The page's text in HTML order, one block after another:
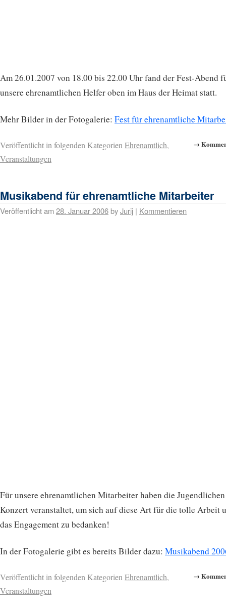
Am 26.01.2007 von 18.00 bis 22.00 Uhr fand der Fest-Abend
unsere ehrenamtlichen Helfer oben im Haus der Heimat statt.
Mehr Bilder in der Fotogalerie: Fest für ehrenamtliche
→
Veröffentlicht in folgenden KategorienEhrenamtlich,
Veranstaltungen
Musikabend für ehrenamtliche Mitarbeiter
Veröffentlicht am28. Januar 2006byJurij | Kommentieren
Für unsere ehrenamtlichen Mitarbeiter haben die
Konzert veranstaltet, um sich auf diese Art für die tolle Arbeit
das Engagement zu bedanken!
In der Fotogalerie gibt es bereits Bilder dazu: Musikabend
→
Veröffentlicht in folgenden KategorienEhrenamtlich,
Veranstaltungen